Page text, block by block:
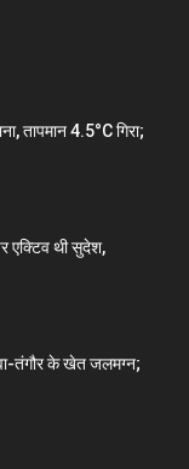
तापमान 4.5°C गिरा;
एक्टिव थी सुदेश,
तंगौर के खेत जलमग्न;